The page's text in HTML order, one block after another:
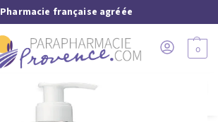
Pharmacie française agréée
0